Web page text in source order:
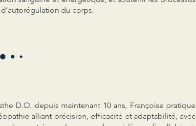
du corps.
D.O. depuis maintenant 10 ans, Françoise pratique
alliant précision, efficacité et adaptabilité, avec